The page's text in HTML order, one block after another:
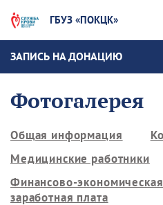
ГБУЗ «ПОКЦК»
ЗАПИСЬ НА ДОНАЦИЮ
Фотогалерея
Общая информация
Медицинские работники
Финансово-
заработная плата